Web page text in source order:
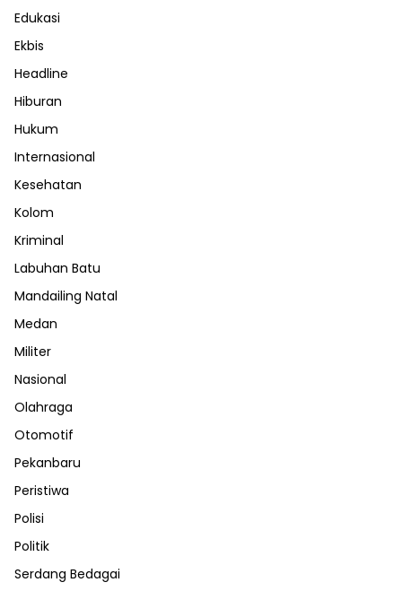
Edukasi
Ekbis
Headline
Hiburan
Hukum
Internasional
Kesehatan
Kolom
Kriminal
Labuhan Batu
Mandailing Natal
Medan
Militer
Nasional
Olahraga
Otomotif
Pekanbaru
Peristiwa
Polisi
Politik
Serdang Bedagai